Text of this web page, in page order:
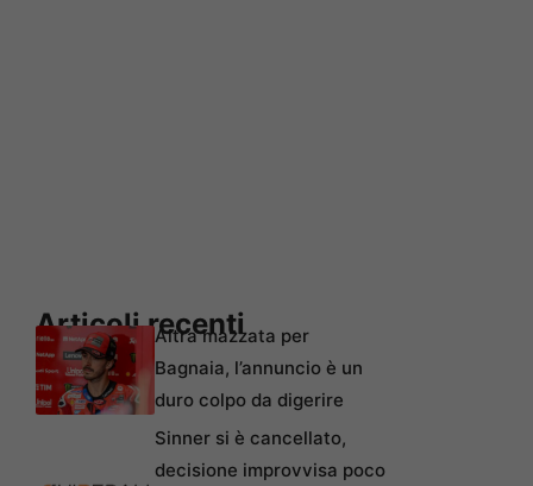
Articoli recenti
Altra mazzata per
Bagnaia, l’annuncio è un
duro colpo da digerire
Sinner si è cancellato,
decisione improvvisa poco